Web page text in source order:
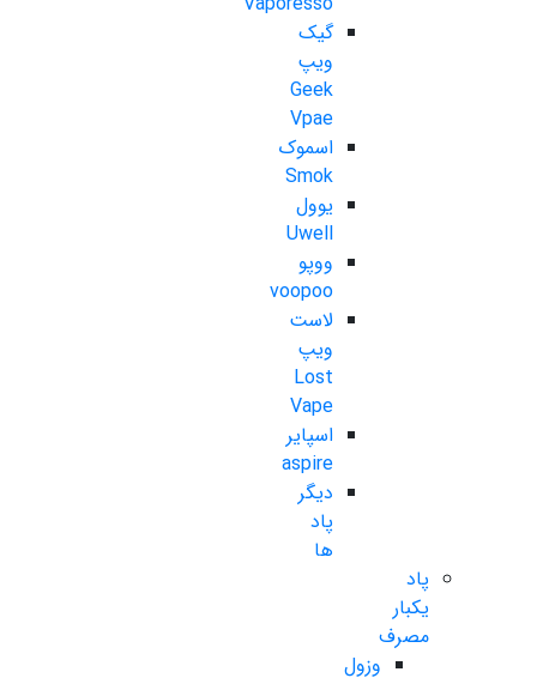
گیک
ویپ
Geek
Vpae
اسموک
Smok
یوول
Uwell
ووپو
voopoo
لاست
ویپ
Lost
Vape
اسپایر
aspire
دیگر
پاد
ها
پاد
یکبار
مصرف
وزول